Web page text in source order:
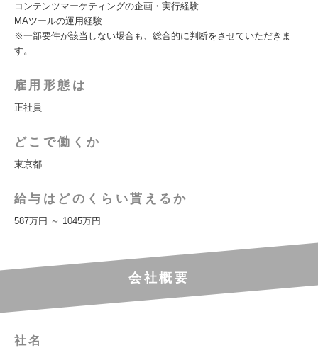
コンテンツマーケティングの企画・実行経験
MAツールの運用経験
※一部要件が該当しない場合も、総合的に判断をさせていただきま
す。
雇用形態は
正社員
どこで働くか
東京都
給与はどのくらい貰えるか
587万円 ～ 1045万円
会社概要
社名